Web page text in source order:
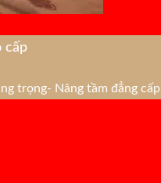
cấp
trọng- Nâng tầm đẳng cấp